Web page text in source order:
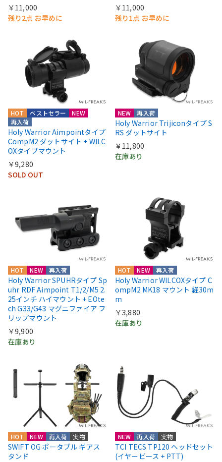
￥11,000
残り2点 お早めに
￥11,000
残り1点 お早めに
HOT
NEW
再入荷
ベストセラー
Holy Warrior Aimpointタイプ
CompM2 ダットサイト + WILC
OXタイプマウント
￥9,280
SOLD OUT
NEW 再入荷
Holy Warrior Trijiconタイプ S
RS ダットサイト
￥11,800
在庫あり
HOT NEW 再入荷
Holy Warrior SPUHRタイプ Sp
uhr RDF Aimpoint T1/2/M5 2.
25インチ ハイマウント + EOte
ch G33/G43 マグニファイア フ
リップマウント
￥9,900
在庫あり
HOT NEW 再入荷
Holy Warrior WILCOXタイプ C
ompM2 MK18 マウント 経30m
m
￥3,880
在庫あり
HOT NEW 再入荷 実物
SWIFT OG ポータブル ギアス
タンド
NEW 再入荷 実物
TCI TECS TP120 ヘッドセット
(イヤーピース + PTT)